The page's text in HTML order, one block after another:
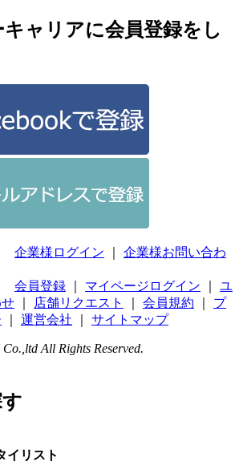
ャリアに会員登録をし
企業様ログイン
企業様お問い合わ
会員登録 マイページログイン
ユ
店舗リクエスト 会員規約
プ
運営会社 サイトマップ
All Rights Reserved.
イリスト